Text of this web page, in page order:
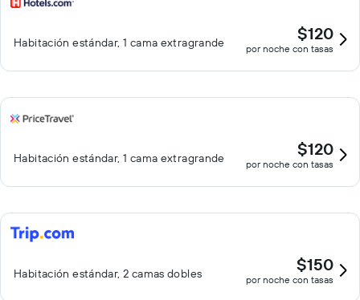
Habitación estándar, 1 cama extragrande $120
por noche con tasas
Habitación estándar, 1 cama extragrande $120
por noche con tasas
Habitación estándar, 2 camas dobles $150
por noche con tasas